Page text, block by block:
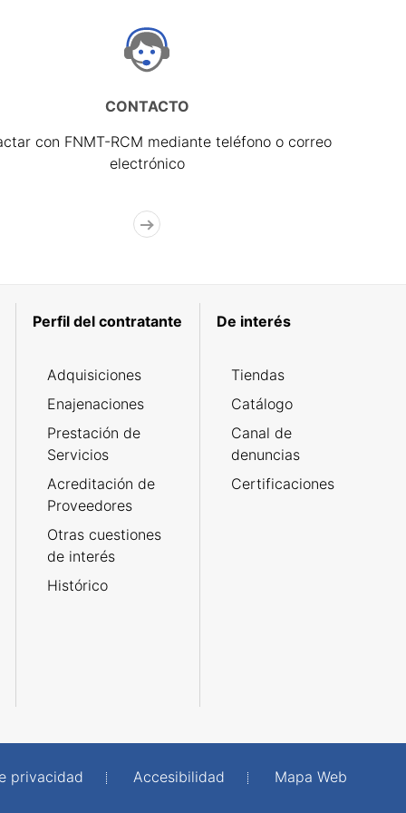
CONTACTO
con FNMT-RCM mediante teléfono o correo
electrónico
Perfil del contratante
Adquisiciones
Enajenaciones
Prestación de
Servicios
Acreditación de
Proveedores
Otras cuestiones
de interés
Histórico
De interés
Tiendas
Catálogo
Canal de
denuncias
Certificaciones
privacidad Accesibilidad
Mapa Web